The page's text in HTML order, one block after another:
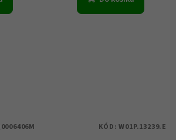
KÓD:W01P.13239.E